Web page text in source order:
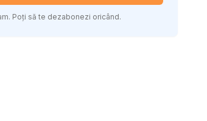
Poți să te dezabonezi oricând.